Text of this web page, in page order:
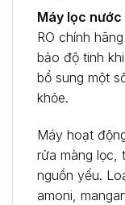
Máy lọc nước
RO chính
bảo độ tinh
bổ sung một
khỏe.
Máy hoạt
rửa màng lọc,
nguồn yếu.
amoni,